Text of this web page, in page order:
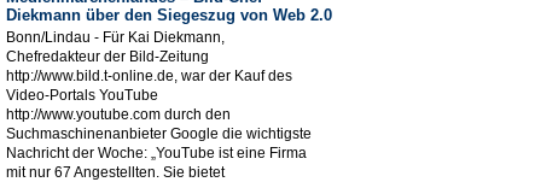
Diekmann über den Siegeszug von Web 2.0
Bonn/Lindau - Für Kai Diekmann,
Chefredakteur der Bild-Zeitung
http://www.bild.t-online.de, war der Kauf des
Video-Portals YouTube
http://www.youtube.com durch den
Suchmaschinenanbieter Google die wichtigste
Nachricht der Woche: „YouTube ist eine Firma
mit nur 67 Angestellten. Sie bietet